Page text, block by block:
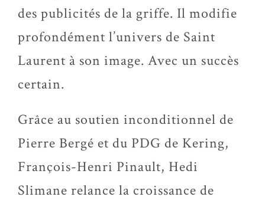
des publicités de la griffe. Il modifie
profondément l’univers de Saint
Laurent à son image. Avec un succès
certain.
Grâce au soutien inconditionnel de
Pierre Bergé et du PDG de Kering,
François-Henri Pinault, Hedi
Slimane relance la croissance de